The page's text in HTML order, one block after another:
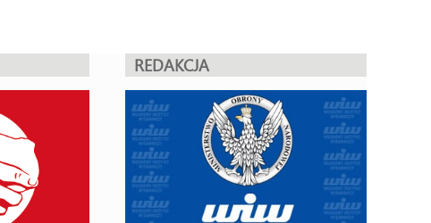
REDAKCJA